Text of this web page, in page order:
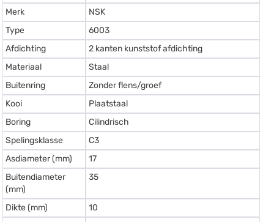
Merk
NSK
Type
6003
Afdichting
2 kanten kunststof afdichting
Materiaal
Staal
Buitenring
Zonder flens/groef
Kooi
Plaatstaal
Boring
Cilindrisch
Spelingsklasse
C3
Asdiameter (mm)
17
Buitendiameter
(mm)
35
Dikte (mm)
10